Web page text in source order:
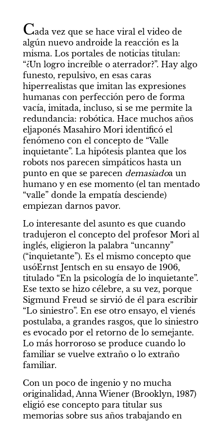
Cada vez que se hace viral el video de
algún nuevo androide la reacción es la
misma. Los portales de noticias titulan:
“¿Un logro increíble o aterrador?”. Hay algo
funesto, repulsivo, en esas caras
hiperrealistas que imitan las expresiones
humanas con perfección pero de forma
vacía, imitada, incluso, si se me permite la
redundancia: robótica. Hace muchos años
eljaponés Masahiro Mori identificó el
fenómeno con el concepto de “Valle
inquietante”. La hipótesis plantea que los
robots nos parecen simpáticos hasta un
punto en que se parecen demasiadoa un
humano y en ese momento (el tan mentado
“valle” donde la empatía desciende)
empiezan darnos pavor.
Lo interesante del asunto es que cuando
tradujeron el concepto del profesor Mori al
inglés, eligieron la palabra “uncanny”
(“inquietante”). Es el mismo concepto que
usóErnst Jentsch en su ensayo de 1906,
titulado “En la psicología de lo inquietante”.
Ese texto se hizo célebre, a su vez, porque
Sigmund Freud se sirvió de él para escribir
“Lo siniestro”. En ese otro ensayo, el vienés
postulaba, a grandes rasgos, que lo siniestro
es evocado por el retorno de lo semejante.
Lo más horroroso se produce cuando lo
familiar se vuelve extraño o lo extraño
familiar.
Con un poco de ingenio y no mucha
originalidad, Anna Wiener (Brooklyn, 1987)
eligió ese concepto para titular sus
memorias sobre sus años trabajando en